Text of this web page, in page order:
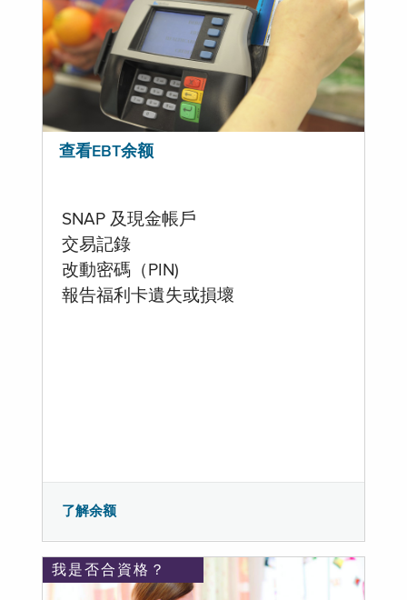
查看EBT余额
SNAP 及現金帳戶
交易記錄
改動密碼（PIN)
報告福利卡遺失或損壞
了解余额
我是否合資格？